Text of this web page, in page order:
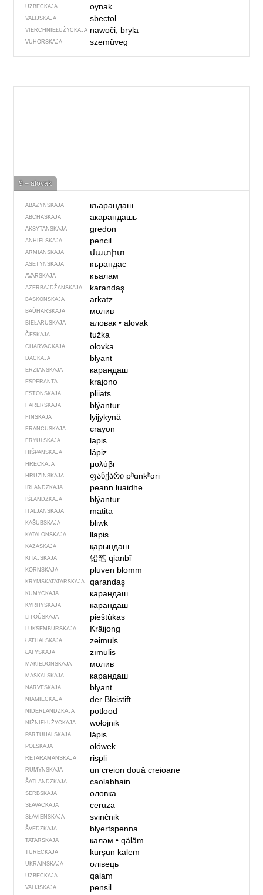
UZBECKAJA oynak
VALIJSKAJA sbectol
VIERCHNIE­ŁUŽYCKAJA nawoči, bryla
VUHORSKAJA szemüveg
9 – ałovak
ABAZYNSKAJA къарандаш
ABCHASKAJA акарандашь
AKSYTANSKAJA gredon
ANHIELSKAJA pencil
ARMIANSKAJA մատիտ
ASETYNSKAJA кърандас
AVARSKAJA къалам
AZERBAJDŽAN­SKAJA karandaş
BASKONSKAJA arkatz
BAŬHARSKAJA молив
BIEŁARUSKAJA аловак• ałovak
ČESKAJA tužka
CHARVACKAJA olovka
DACKAJA blyant
ERZIANSKAJA карандаш
ESPERANTA krajono
ESTONSKAJA pliiats
FARERSKAJA blýantur
FINSKAJA lyijykynä
FRANCUSKAJA crayon
FRYULSKAJA lapis
HIŠPANSKAJA lápiz
HRECKAJA μολύβι
HRUZINSKAJA ფანქარი pʰɑnkʰɑri
IRLANDZKAJA peann luaidhe
IŚLANDZKAJA blýantur
ITALJANSKAJA matita
KAŠUBSKAJA bliwk
KATALONSKAJA llapis
KAZASKAJA қарындаш
KITAJSKAJA 铅笔qiānbǐ
KORNSKAJA pluven blomm
KRYMSKA­TATARSKAJA qarandaş
KUMYCKAJA карандаш
KYRHYSKAJA карандаш
LITOŬSKAJA pieštùkas
LUKSEMBURSKAJA Kräijong
ŁATHALSKAJA zeimuļs
ŁATYSKAJA zīmulis
MAKIEDONSKAJA молив
MASKALSKAJA карандаш
NARVESKAJA blyant
NIAMIECKAJA der Bleistift
NIDERLANDZKAJA potlood
NIŽNIEŁUŽYCKAJA wołojnik
PARTUHALSKAJA lápis
POLSKAJA ołówek
RETARAMANSKAJA rispli
RUMYNSKAJA un creiondouă creioane
ŠATLANDZKAJA caolabhain
SERBSKAJA оловка
SŁAVACKAJA ceruza
SŁAVIENSKAJA svinčnik
ŠVEDZKAJA blyertspenna
TATARSKAJA каләм• qäläm
TURECKAJA kurşun kalem
UKRAINSKAJA олівець
UZBECKAJA qalam
VALIJSKAJA pensil